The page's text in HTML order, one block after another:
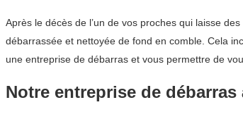
Après le décès de l’un de vos proches qui laisse
débarrassée et nettoyée de fond en comble. Cela
une entreprise de débarras et vous permettre de
Notre entreprise de